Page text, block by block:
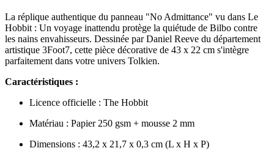
La réplique authentique du panneau "No Admittance" vu dans Le
Hobbit : Un voyage inattendu protège la quiétude de Bilbo contre
les nains envahisseurs. Dessinée par Daniel Reeve du département
artistique 3Foot7, cette pièce décorative de 43 x 22 cm s'intègre
parfaitement dans votre univers Tolkien.
Caractéristiques :
Licence officielle : The Hobbit
Matériau : Papier 250 gsm + mousse 2 mm
Dimensions : 43,2 x 21,7 x 0,3 cm (L x H x P)